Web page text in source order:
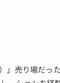
売り場だった